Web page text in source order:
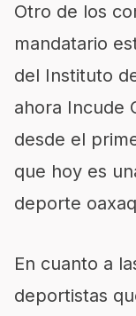
Otro de los
mandatario
del Instituto
ahora Incude
desde el
que hoy es
deporte
En cuanto a
deportistas